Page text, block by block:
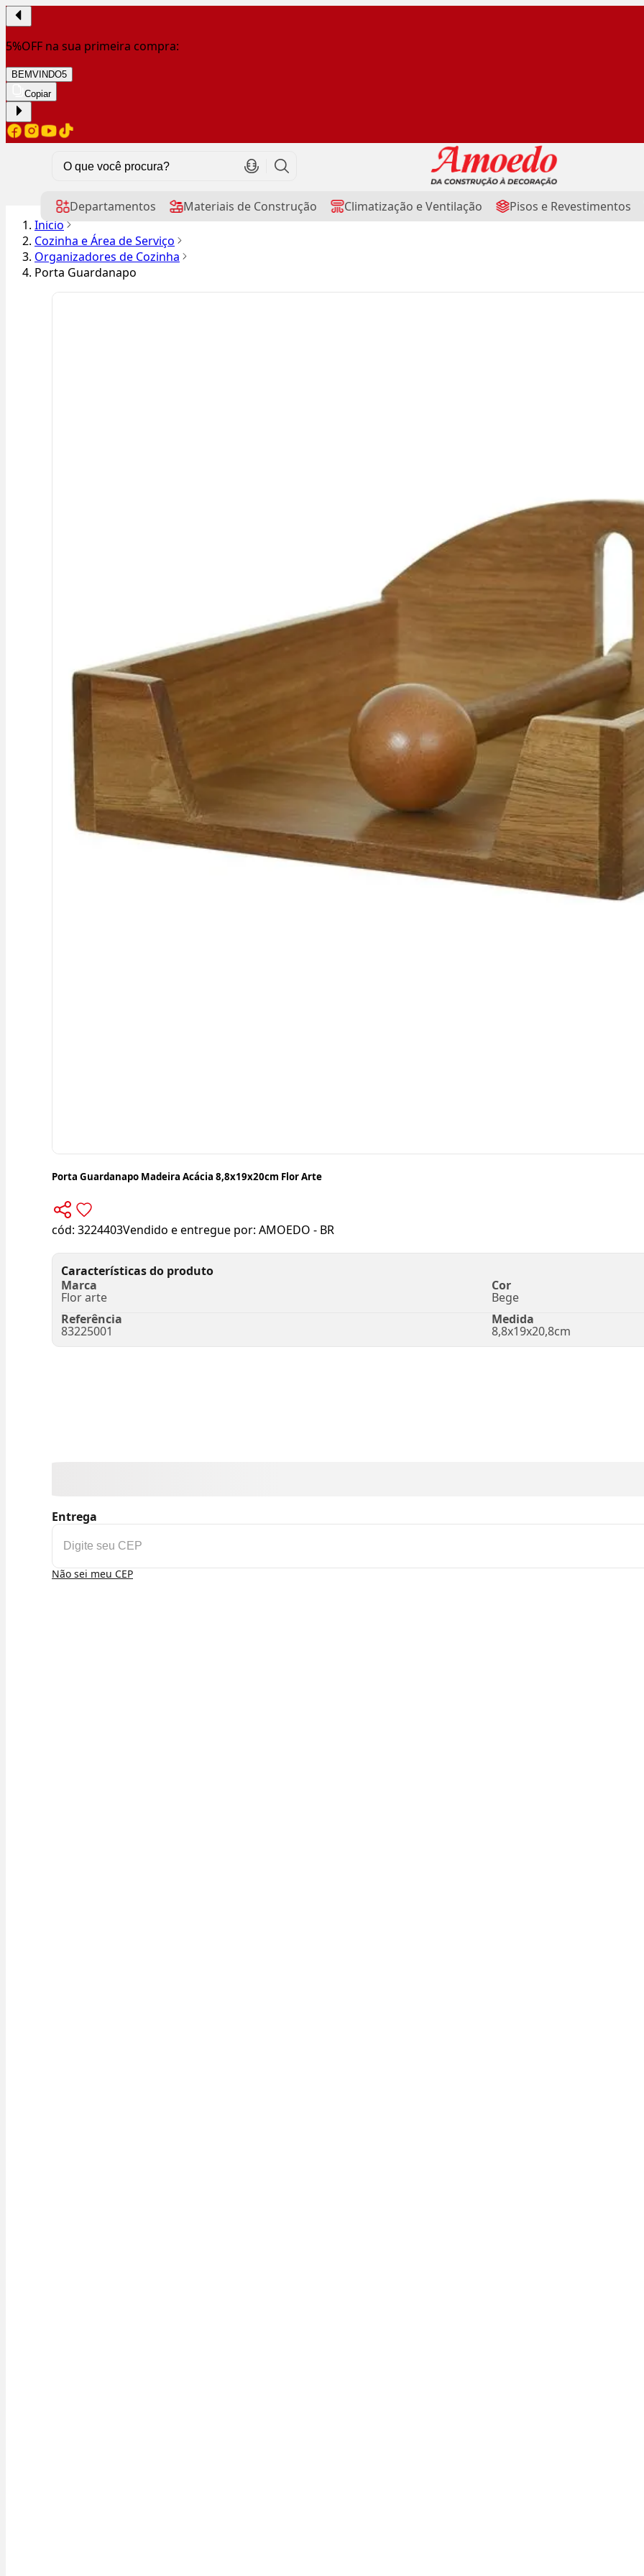
5%OFF na sua primeira compra:
BEMVINDO5
Copiar
Departamentos Materiais de Construção Climatização e Ventilação Pisos e Revestimentos
Início
Cozinha e Área de Serviço
Organizadores de Cozinha
Porta Guardanapo
Porta Guardanapo Madeira Acácia 8,8x19x20cm Flor Arte
cód: 3224403Vendido e entregue por: AMOEDO - BR
Características do produto
Marca
Flor arte
Cor
Bege
Referência
83225001
Medida
8,8x19x20,8cm
Entrega
Não sei meu CEP